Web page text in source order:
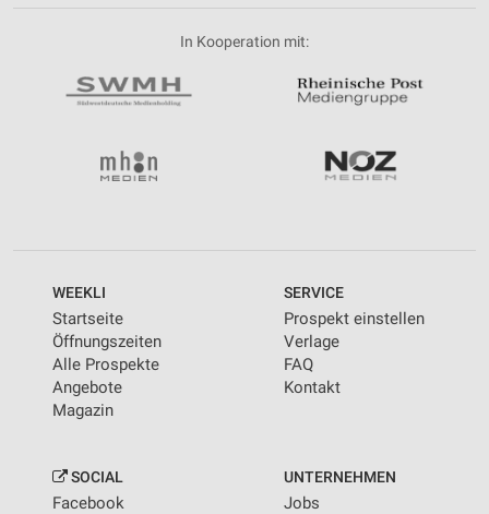
In Kooperation mit:
WEEKLI
Startseite
Öffnungszeiten
Alle Prospekte
Angebote
Magazin
SERVICE
Prospekt einstellen
Verlage
FAQ
Kontakt
SOCIAL
Facebook
UNTERNEHMEN
Jobs